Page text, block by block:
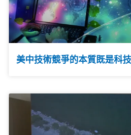
美中技術競爭的本質既是科